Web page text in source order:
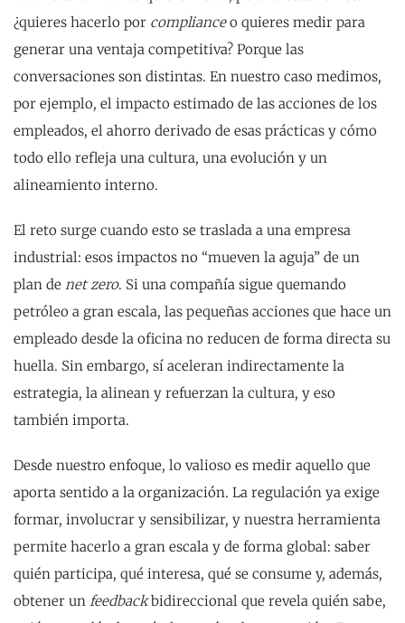
¿quieres hacerlo por complianceo quieres medir para
generar una ventaja competitiva? Porque las
conversaciones son distintas. En nuestro caso medimos,
por ejemplo, el impacto estimado de las acciones de los
empleados, el ahorro derivado de esas prácticas y cómo
todo ello refleja una cultura, una evolución y un
alineamiento interno.
El reto surge cuando esto se traslada a una empresa
industrial: esos impactos no “mueven la aguja” de un
plan de net zero. Si una compañía sigue quemando
petróleo a gran escala, las pequeñas acciones que hace un
empleado desde la oficina no reducen de forma directa su
huella. Sin embargo, sí aceleran indirectamente la
estrategia, la alinean y refuerzan la cultura, y eso
también importa.
Desde nuestro enfoque, lo valioso es medir aquello que
aporta sentido a la organización. La regulación ya exige
formar, involucrar y sensibilizar, y nuestra herramienta
permite hacerlo a gran escala y de forma global: saber
quién participa, qué interesa, qué se consume y, además,
obtener un feedbackbidireccional que revela quién sabe,